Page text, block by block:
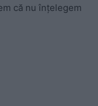
că nu înţelegem